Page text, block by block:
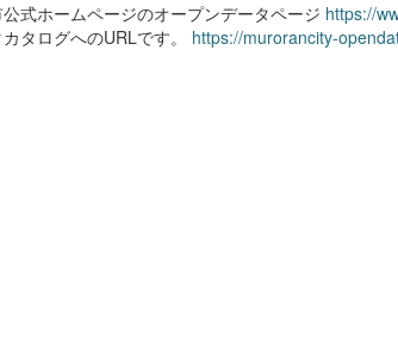
式ホームページのオープンデータページ https://
タログへのURLです。 https://murorancity-